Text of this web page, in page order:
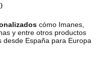
cómo Imanes,
y entre otros productos
desde España para Europa